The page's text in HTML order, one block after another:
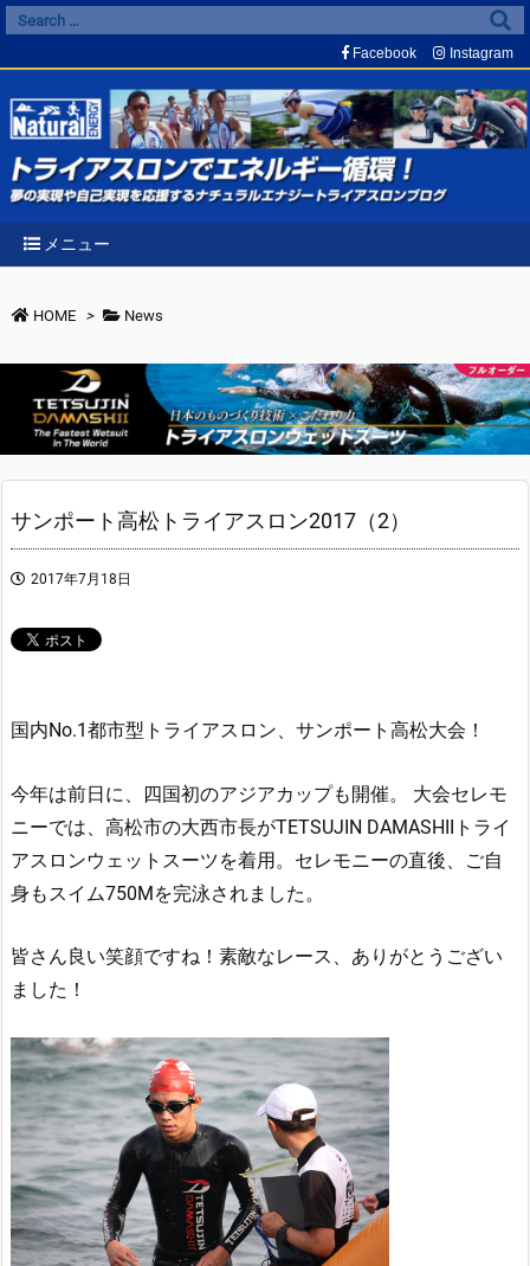
メニュー
Facebook Instagram
HOME > News
サンポート高松トライアスロン2017（2）
2017年7月18日
国内No.1都市型トライアスロン、サンポート高松大会！
今年は前日に、四国初のアジアカップも開催。 大会セレモ
ニーでは、高松市の大西市長がTETSUJIN DAMASHIIトライ
アスロンウェットスーツを着用。セレモニーの直後、ご自
身もスイム750Mを完泳されました。
皆さん良い笑顔ですね！素敵なレース、ありがとうござい
ました！